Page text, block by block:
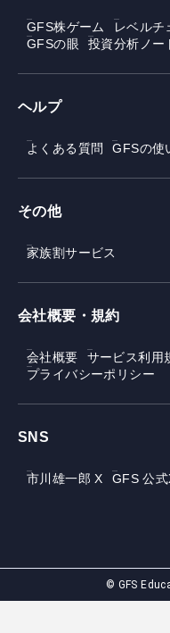
GFS株ゲーム レベルチ
GFSの眼
投資分析ノー
ヘルプ
よくある質問 GFSの使
その他
家族割サービス
会社概要・規約
会社概要 サービス利用
プライバシーポリシー
SNS
市川雄一郎 X GFS 公式
© GFS